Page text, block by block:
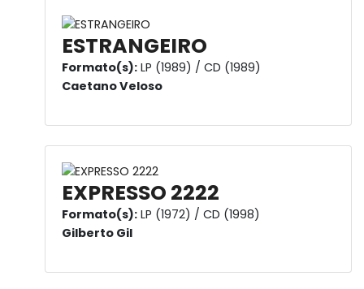
ESTRANGEIRO
Formato(s): LP (1989) / CD (1989)
Caetano Veloso
EXPRESSO 2222
Formato(s): LP (1972) / CD (1998)
Gilberto Gil